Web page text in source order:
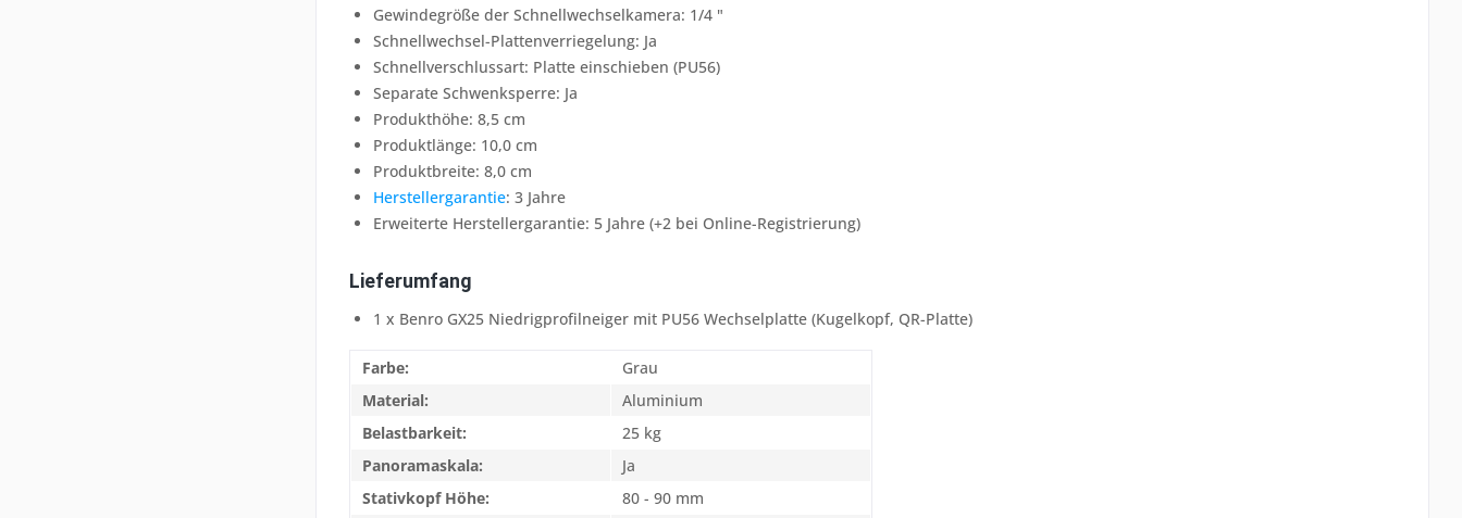
Gewindegröße der Schnellwechselkamera: 1/4 "
Schnellwechsel-Plattenverriegelung: Ja
Schnellverschlussart: Platte einschieben (PU56)
Separate Schwenksperre: Ja
Produkthöhe: 8,5 cm
Produktlänge: 10,0 cm
Produktbreite: 8,0 cm
Herstellergarantie: 3 Jahre
Erweiterte Herstellergarantie: 5 Jahre (+2 bei Online-Registrierung)
Lieferumfang
1 x Benro GX25 Niedrigprofilneiger mit PU56 Wechselplatte (Kugelkopf, QR-Platte)
Farbe:
Grau
Material:
Aluminium
Belastbarkeit:
25 kg
Panoramaskala:
Ja
Stativkopf Höhe:
80 - 90 mm